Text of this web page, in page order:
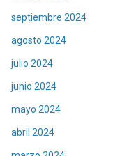
septiembre 2024
agosto 2024
julio 2024
junio 2024
mayo 2024
abril 2024